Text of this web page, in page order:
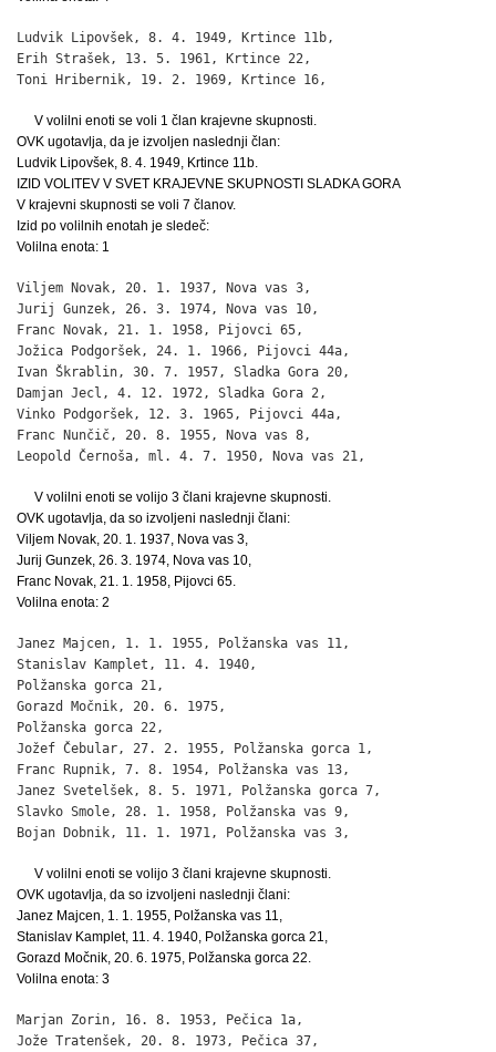
Ludvik Lipovšek, 8. 4. 1949, Krtince 11b,
Erih Strašek, 13. 5. 1961, Krtince 22,
Toni Hribernik, 19. 2. 1969, Krtince 16,
V volilni enoti se voli 1 član krajevne skupnosti.
OVK ugotavlja, da je izvoljen naslednji član:
Ludvik Lipovšek, 8. 4. 1949, Krtince 11b.
IZID VOLITEV V SVET KRAJEVNE SKUPNOSTI SLADKA GORA
V krajevni skupnosti se voli 7 članov.
Izid po volilnih enotah je sledeč:
Volilna enota: 1
Viljem Novak, 20. 1. 1937, Nova vas 3,
Jurij Gunzek, 26. 3. 1974, Nova vas 10,
Franc Novak, 21. 1. 1958, Pijovci 65,
Jožica Podgoršek, 24. 1. 1966, Pijovci 44a,
Ivan Škrablin, 30. 7. 1957, Sladka Gora 20,
Damjan Jecl, 4. 12. 1972, Sladka Gora 2,
Vinko Podgoršek, 12. 3. 1965, Pijovci 44a,
Franc Nunčič, 20. 8. 1955, Nova vas 8,
Leopold Černoša, ml. 4. 7. 1950, Nova vas 21,
V volilni enoti se volijo 3 člani krajevne skupnosti.
OVK ugotavlja, da so izvoljeni naslednji člani:
Viljem Novak, 20. 1. 1937, Nova vas 3,
Jurij Gunzek, 26. 3. 1974, Nova vas 10,
Franc Novak, 21. 1. 1958, Pijovci 65.
Volilna enota: 2
Janez Majcen, 1. 1. 1955, Polžanska vas 11,
Stanislav Kamplet, 11. 4. 1940,
Polžanska gorca 21,
Gorazd Močnik, 20. 6. 1975,
Polžanska gorca 22,
Jožef Čebular, 27. 2. 1955, Polžanska gorca 1,
Franc Rupnik, 7. 8. 1954, Polžanska vas 13,
Janez Svetelšek, 8. 5. 1971, Polžanska gorca 7,
Slavko Smole, 28. 1. 1958, Polžanska vas 9,
Bojan Dobnik, 11. 1. 1971, Polžanska vas 3,
V volilni enoti se volijo 3 člani krajevne skupnosti.
OVK ugotavlja, da so izvoljeni naslednji člani:
Janez Majcen, 1. 1. 1955, Polžanska vas 11,
Stanislav Kamplet, 11. 4. 1940, Polžanska gorca 21,
Gorazd Močnik, 20. 6. 1975, Polžanska gorca 22.
Volilna enota: 3
Marjan Zorin, 16. 8. 1953, Pečica 1a,
Jože Tratenšek, 20. 8. 1973, Pečica 37,